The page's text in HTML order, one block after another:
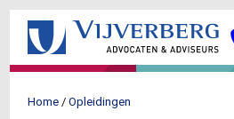
Overslaan
de
gaanHome Opleidingen